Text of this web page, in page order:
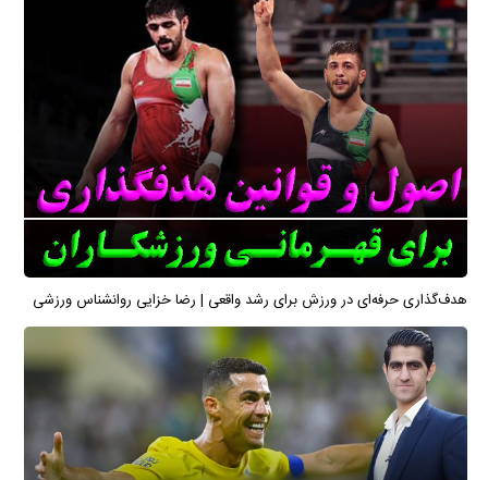
هدف‌گذاری حرفه‌ای در ورزش برای رشد واقعی | رضا خزایی روانشناس ورزشی